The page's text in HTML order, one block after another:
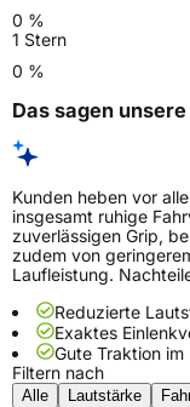
0 %
1 Stern
0 %
Das sagen
Kunden heben vor
insgesamt ruhige
zuverlässigen Grip,
zudem von
Laufleistung.
Reduzierte
Exaktes
Gute Traktion im
Filtern nach
Alle Lautstärke